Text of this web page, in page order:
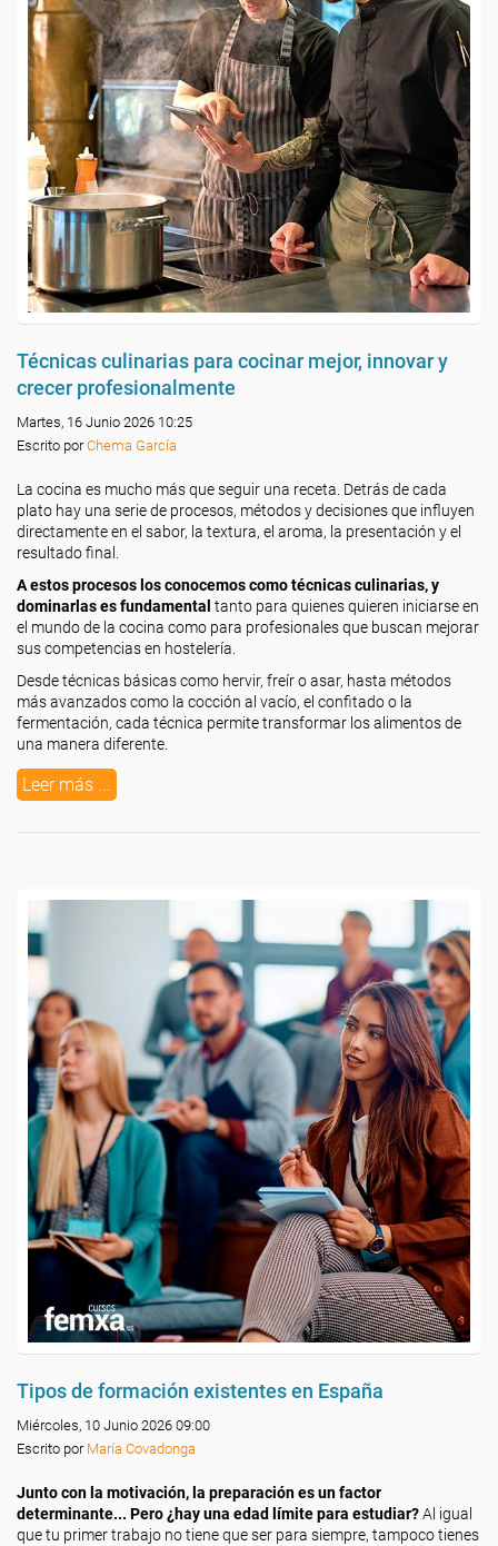
Técnicas culinarias para cocinar mejor, innovar y
crecer profesionalmente
Martes, 16 Junio 2026 10:25
Escrito porChema García
La cocina es mucho más que seguir una receta. Detrás de cada
plato hay una serie de procesos, métodos y decisiones que influyen
directamente en el sabor, la textura, el aroma, la presentación y el
resultado final.
A estos procesos los conocemos como técnicas culinarias, y
dominarlas es fundamental tanto para quienes quieren iniciarse en
el mundo de la cocina como para profesionales que buscan mejorar
sus competencias en hostelería.
Desde técnicas básicas como hervir, freír o asar, hasta métodos
más avanzados como la cocción al vacío, el confitado o la
fermentación, cada técnica permite transformar los alimentos de
una manera diferente.
Leer más ...
Tipos de formación existentes en España
Miércoles, 10 Junio 2026 09:00
Escrito por María Covadonga
Junto con la motivación, la preparación es un factor
determinante... Pero ¿hay una edad límite para estudiar?Al igual
que tu primer trabajo no tiene que ser para siempre, tampoco tienes